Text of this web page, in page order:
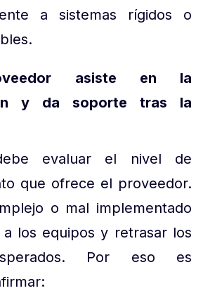
a sistemas rígidos o
asiste en la
y da soporte tras la
evaluar el nivel de
que ofrece el proveedor.
o mal implementado
los equipos y retrasar los
Por eso es